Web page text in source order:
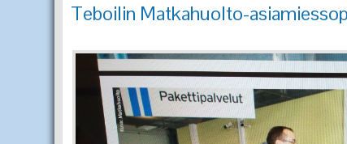
Teboilin Matkahuolto-